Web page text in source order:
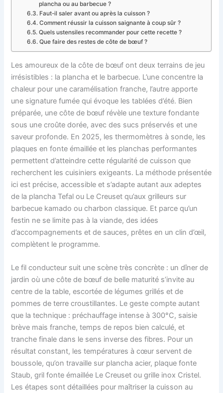
plancha ou au barbecue ?
Faut-il saler avant ou après la cuisson ?
Comment réussir la cuisson saignante à coup sûr ?
Quels ustensiles recommander pour cette recette ?
Que faire des restes de côte de bœuf ?
Les amoureux de la côte de bœuf ont deux terrains de jeu
irrésistibles : la plancha et le barbecue. L’une concentre la
chaleur pour une caramélisation franche, l’autre apporte
une signature fumée qui évoque les tablées d’été. Bien
préparée, une côte de bœuf révèle une texture fondante
sous une croûte dorée, avec des sucs préservés et une
saveur profonde. En 2025, les thermomètres à sonde, les
plaques en fonte émaillée et les planchas performantes
permettent d’atteindre cette régularité de cuisson que
recherchent les cuisiniers exigeants. La méthode présentée
ici est précise, accessible et s’adapte autant aux adeptes
de la plancha Tefal ou Le Creuset qu’aux grilleurs sur
barbecue kamado ou charbon classique. Et parce qu’un
festin ne se limite pas à la viande, des idées
d’accompagnements et de sauces, prêtes en un clin d’œil,
complètent le programme.
Le fil conducteur suit une scène très concrète : un dîner de
jardin où une côte de bœuf de belle maturité s’invite au
centre de la table, escortée de légumes grillés et de
pommes de terre croustillantes. Le geste compte autant
que la technique : préchauffage intense à 300°C, saisie
brève mais franche, temps de repos bien calculé, et
tranche finale dans le sens inverse des fibres. Pour un
résultat constant, les températures à cœur servent de
boussole, qu’on travaille sur plancha acier, plaque fonte
Staub, gril fonte émaillée Le Creuset ou grille inox Cristel.
Les étapes sont détaillées pour maîtriser la cuisson au